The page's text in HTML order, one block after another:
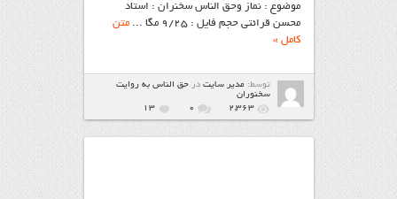
موضوع : نماز وحق الناس سخنران : استاد
محسن قرائتی حجم فایل : 9/25 مگا ...
متن
کامل »
توسط: مدیر سایتدرحق الناس به روایت
سخنوران
2,363
۰ 13